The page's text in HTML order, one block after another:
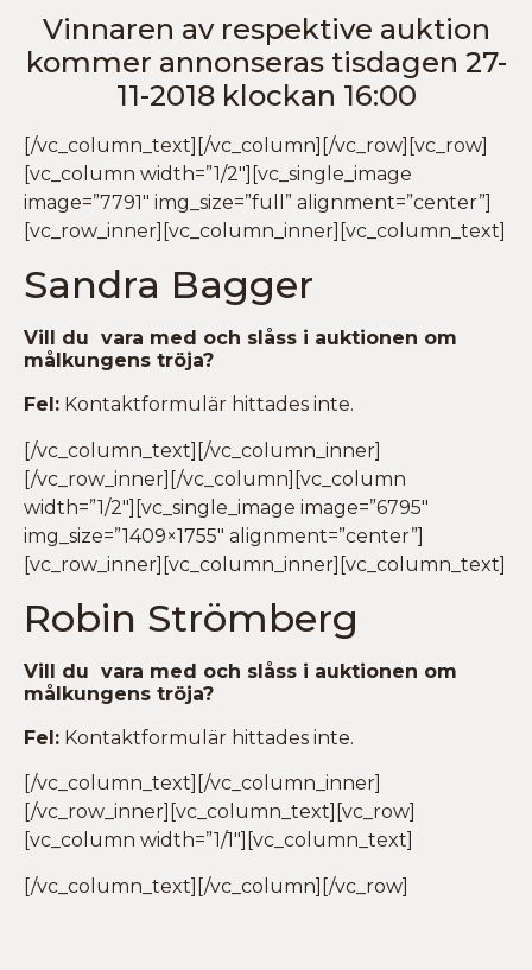
Vinnaren av respektive auktion
kommer annonseras tisdagen 27-
11-2018 klockan 16:00
[/vc_column_text][/vc_column][/vc_row][vc_row]
[vc_column width=”1/2″][vc_single_image
image=”7791″ img_size=”full” alignment=”center”]
[vc_row_inner][vc_column_inner][vc_column_text]
Sandra Bagger
Vill du vara med och slåss i auktionen om
målkungens tröja?
Fel: Kontaktformulär hittades inte.
[/vc_column_text][/vc_column_inner]
[/vc_row_inner][/vc_column][vc_column
width=”1/2″][vc_single_image image=”6795″
img_size=”1409×1755″ alignment=”center”]
[vc_row_inner][vc_column_inner][vc_column_text]
Robin Strömberg
Vill du vara med och slåss i auktionen om
målkungens tröja?
Fel: Kontaktformulär hittades inte.
[/vc_column_text][/vc_column_inner]
[/vc_row_inner][vc_column_text][vc_row]
[vc_column width=”1/1″][vc_column_text]
[/vc_column_text][/vc_column][/vc_row]